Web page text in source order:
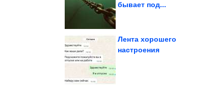
7 привычек, которые
Как...
бывает под...
Лента хорошего
настроения